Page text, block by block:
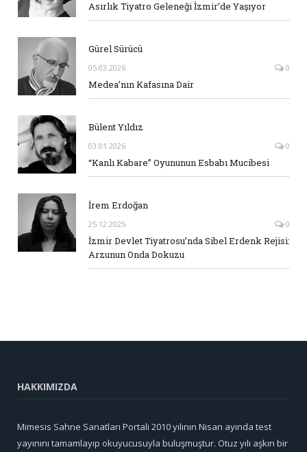
Asırlık Tiyatro Geleneği İzmir’de Yaşıyor
Gürel Sürücü
05.03.2026 0
Medea’nın Kafasına Dair
Bülent Yıldız
03.01.2026 0
“Kanlı Kabare” Oyununun Esbabı Mucibesi
İrem Erdoğan
25.12.2025 0
İzmir Devlet Tiyatrosu’nda Sibel Erdenk Rejisi:
Arzunun Onda Dokuzu
HAKKIMIZDA
Mimesis Sahne Sanatları Portali 2010 yılının Nisan ayında test
yayınını tamamlayıp okuyucusuyla buluşmuştur. Otuz yılı aşkın bir